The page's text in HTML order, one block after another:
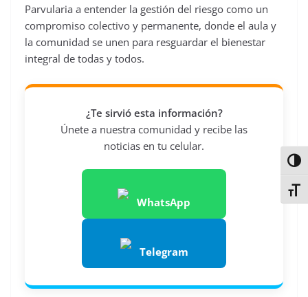
Parvularia a entender la gestión del riesgo como un
compromiso colectivo y permanente, donde el aula y
la comunidad se unen para resguardar el bienestar
integral de todas y todos.
¿Te sirvió esta información?
Únete a nuestra comunidad y recibe las
noticias en tu celular.
WhatsApp
Telegram